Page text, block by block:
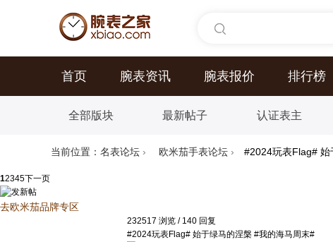
首页 腕表资讯 腕表报价 排行榜
全部版块 最新帖子 认证表主
当前位置： 名表论坛 › 欧米茄手表论坛 › #2024玩表Flag#
12345下一页
去欧米茄品牌专区
232517 浏览 / 140 回复
#2024玩表Flag# 始于绿马的涅槃 #我的海马周末#